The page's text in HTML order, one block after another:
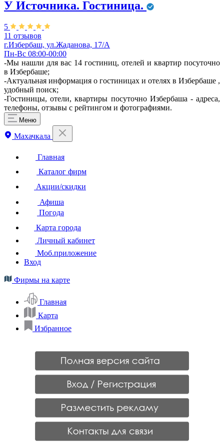
У Источника. Гостиница.
5
11 отзывов
г.Избербаш, ул.Жаданова, 17/А
Пн-Вс 08:00-00:00
-Мы нашли для вас 14 гостиниц, отелей и квартир посуточно
в Избербаше;
-Актуальная информация о гостиницах и отелях в Избербаше ,
удобный поиск;
-Гостиницы, отели, квартиры посуточно Избербаша - адреса,
телефоны, отзывы с рейтингом и фотографиями.
Меню
Махачкала
Главная
Каталог фирм
Акции/скидки
Афиша
Погода
Карта города
Личный кабинет
Моб.приложение
Вход
Фирмы на карте
Главная
Карта
Избранное